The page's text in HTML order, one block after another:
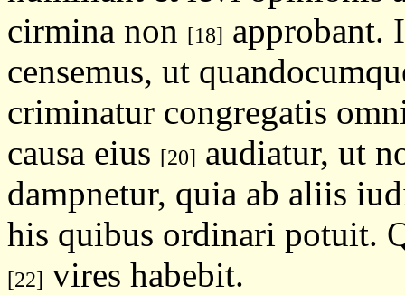
cirmina non [18] approbant.
censemus, ut
criminatur congregatis
causa eius [20] audiatur, ut
dampnetur, quia ab aliis
his quibus ordinari potuit.
[22] vires habebit.